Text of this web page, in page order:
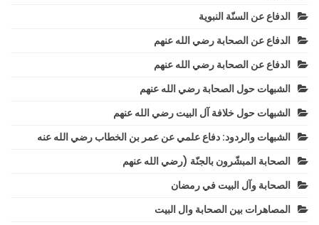
الدفاع عن السنّة النبوية
الدفاع عن الصحابة رضي الله عنهم
الدفاع عن الصحابة رضي الله عنهم
الشبهات حول الصحابة رضي الله عنهم
الشبهات حول خلافة آل البيت رضي الله عنهم
الشبهات والردود: دفاع علمي عن عمر بن الخطاب رضي الله عنه
الصحابة المبشّرون بالجنّة (رضي الله عنهم
الصحابة وآل البيت في رمضان
المصاهرات بين الصحابة وال البيت